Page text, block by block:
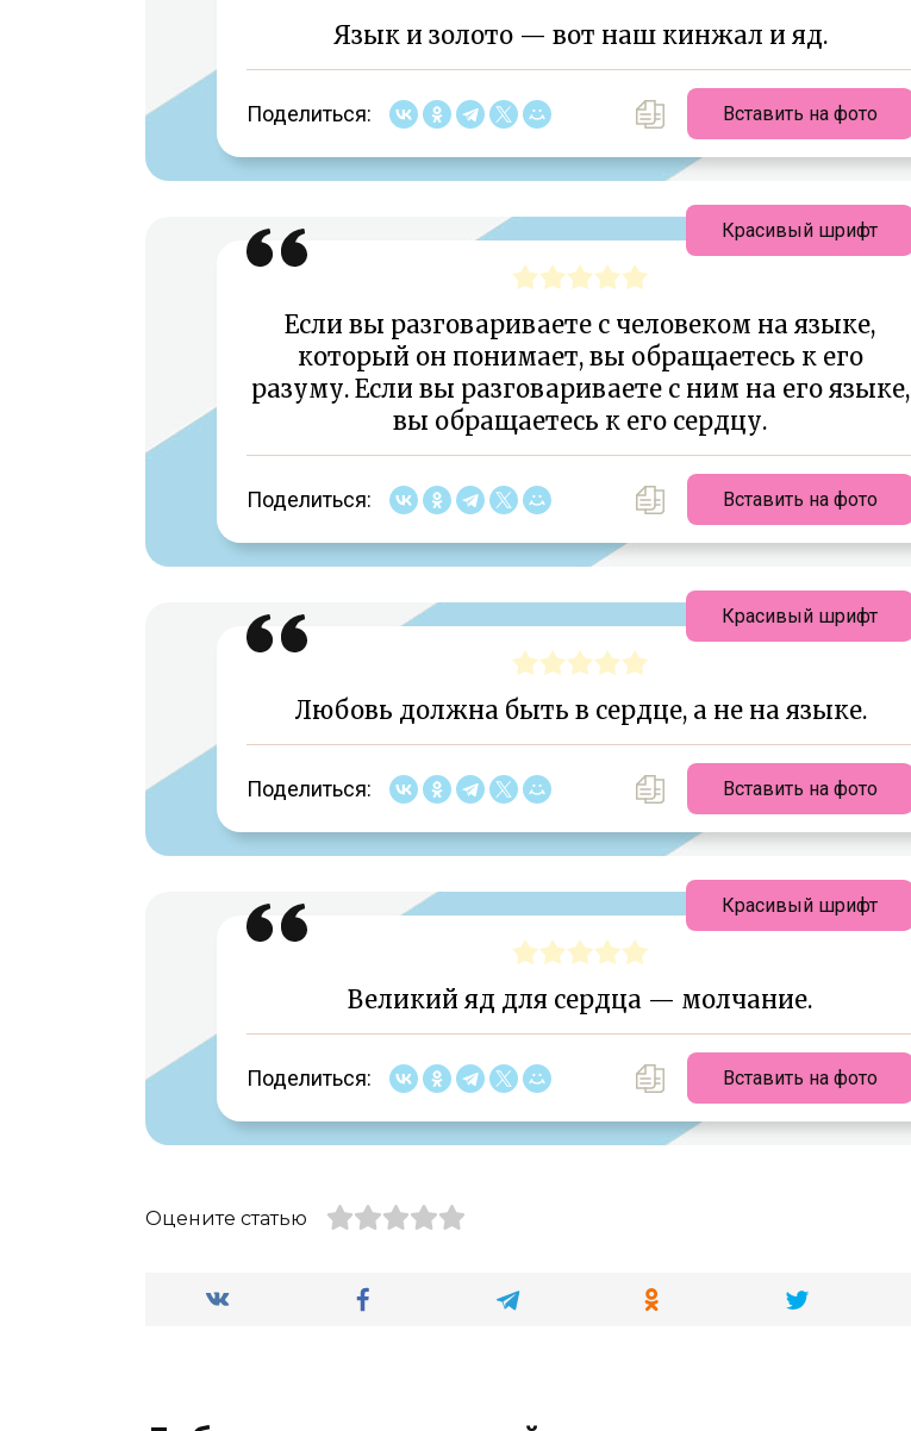
Язык и золото — вот наш кинжал и яд.
Поделиться: Вставить на фото
Если вы разговариваете с человеком на языке,
который он понимает, вы обращаетесь к его
разуму. Если вы разговариваете с ним на его языке,
вы обращаетесь к его сердцу.
Поделиться: Вставить на фото
Красивый шрифт
Любовь должна быть в сердце, а не на языке.
Поделиться: Вставить на фото
Красивый шрифт
Великий яд для сердца — молчание.
Поделиться: Вставить на фото
Красивый шрифт
Оцените статью